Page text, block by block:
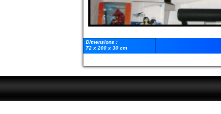
Dimensions :
72 x 200 x 30 cm